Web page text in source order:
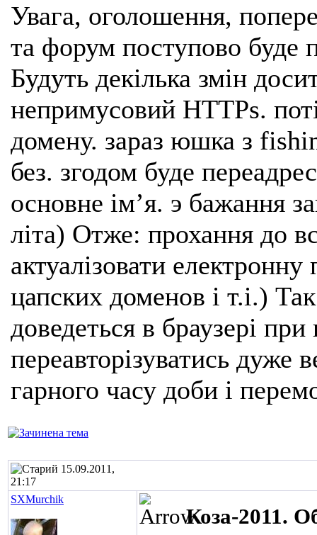
Увага, оголошення,
та форум поступово буде
Будуть декілька змін
непримусовий HTTPs.
домену. зараз юшка з
без. згодом буде
основне імʼя. э бажання
літа) Отже: прохання до
актуалізовати
цапских доменов і т.і.)
доведеться в браузері
переавторізуватись
гарного часу доби і
15.09.2011,
21:17
SXMurchik
Коза-2011.